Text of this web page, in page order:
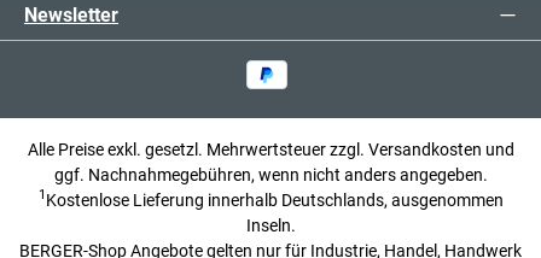
Newsletter
Alle Preise exkl. gesetzl. Mehrwertsteuer zzgl. Versandkosten und
ggf. Nachnahmegebühren, wenn nicht anders angegeben.
1 Kostenlose Lieferung innerhalb Deutschlands, ausgenommen
Inseln.
BERGER-Shop Angebote gelten nur für Industrie, Handel, Handwerk